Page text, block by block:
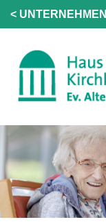
< UNTERNEHMEN